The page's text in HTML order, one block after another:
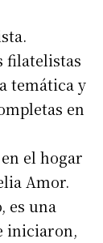
filatelistas
temática y
en
el hogar
Amor.
es una
iniciaron,